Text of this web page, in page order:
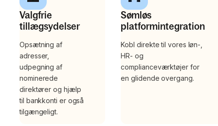
Valgfrie
tillægsydelser
Opsætning af
adresser,
udpegning af
nominerede
direktører og hjælp
til bankkonti er også
tilgængeligt.
Sømløs
platformintegration
Kobl direkte til vores løn-,
HR- og
complianceværktøjer for
en glidende overgang.